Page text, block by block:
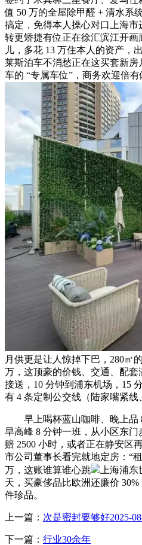
值 50 万的全屋除甲醛 + 清水系
搞定，免得本人操心对口上海
转更矫捷有位正在徐汇滨江开
儿，多花 13 万住本人的资产，
莱斯泊车不消愁正在这买套新房
车的 “专属车位”，商务欢迎倍有
月供更是让人惊掉下巴，280㎡
万，这顶豪的价钱、交通、配
接送，10 分钟到浦东机场，15
有 4 条定制公交线（陆家嘴紧线
早上喝杯蓝山咖啡、晚上品
早高峰 8 分钟一班，从小区东
赔 2500 小时，或者正在静安区
市公司董事长看完就地定房：“
万，这账谁算谁心跳
上海浦
天，买豪侈品比欧洲还廉价
件珍品。
上一篇： 次是密封要够好2025-
下一篇： 行业30余年